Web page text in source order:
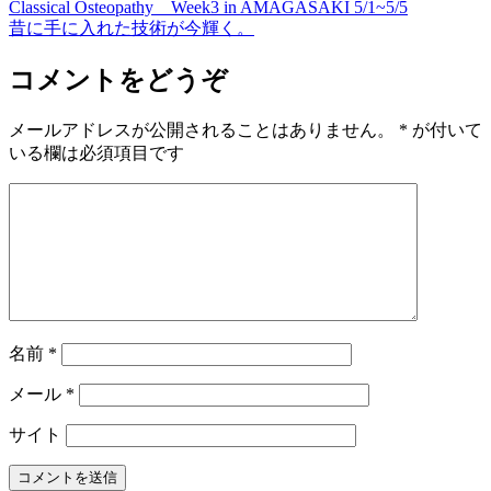
Classical Osteopathy Week3 in AMAGASAKI 5/1~5/5
昔に手に入れた技術が今輝く。
コメントをどうぞ
メールアドレスが公開されることはありません。 * が付いて
いる欄は必須項目です
名前 *
メール *
サイト